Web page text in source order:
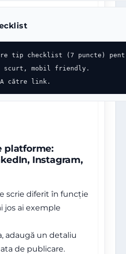
tip checklist (7 puncte)
scurt, mobil friendly.
către link.
platforme:
Instagram,
scrie diferit în funcție
jos ai exemple
adaugă un detaliu
de publicare.